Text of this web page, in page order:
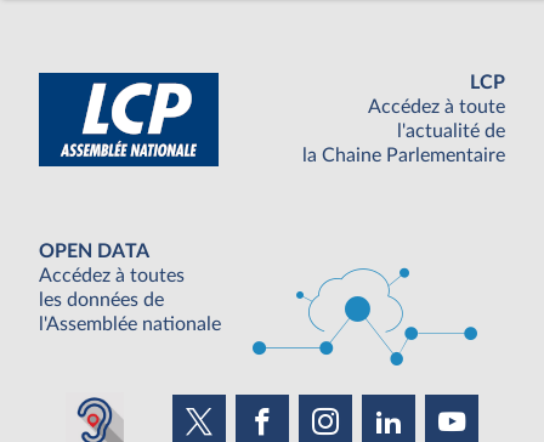
LCP
Accédez à toute
l'actualité de
la Chaine Parlementaire
OPEN DATA
Accédez à toutes
les données de
l'Assemblée nationale